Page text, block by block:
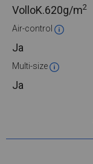
VolloK.620g/m2
Air-control
Ja
Multi-size
Ja